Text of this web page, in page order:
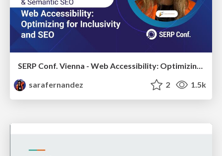
SERP Conf. Vienna - Web Accessibility: Optimizing for Inclusivity and SEO
sarafernandez
2 1.5k